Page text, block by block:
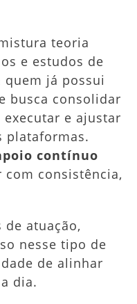
teoria
e estudos de
quem já possui
busca consolidar
e ajustar
plataformas.
contínuo
consistência,
de atuação,
nesse tipo de
de alinhar
dia.